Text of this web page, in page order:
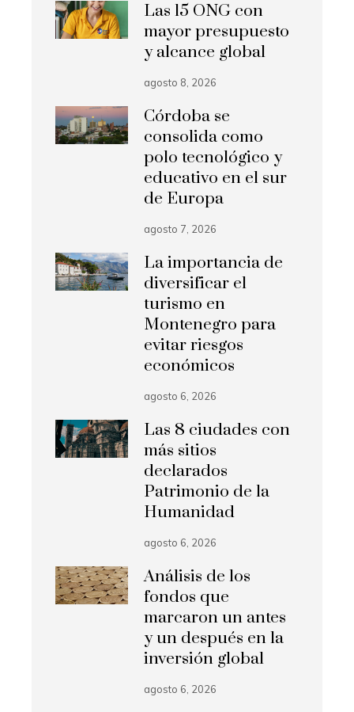
Las 15 ONG con
mayor presupuesto
y alcance global
agosto 8, 2026
Córdoba se
consolida como
polo tecnológico y
educativo en el sur
de Europa
agosto 7, 2026
La importancia de
diversificar el
turismo en
Montenegro para
evitar riesgos
económicos
agosto 6, 2026
Las 8 ciudades con
más sitios
declarados
Patrimonio de la
Humanidad
agosto 6, 2026
Análisis de los
fondos que
marcaron un antes
y un después en la
inversión global
agosto 6, 2026